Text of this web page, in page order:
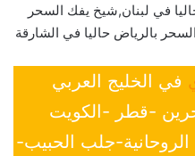
في لبنان,شيخ يفك السحر
بالرياض حاليا في الشارقة
في الخليج العربي
-قطر -الكويت
جلب الحبيب-